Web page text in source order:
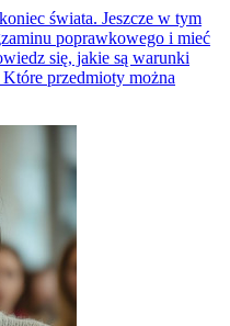
świata. Jeszcze w tym
poprawkowego i mieć
się, jakie są warunki
przedmioty można